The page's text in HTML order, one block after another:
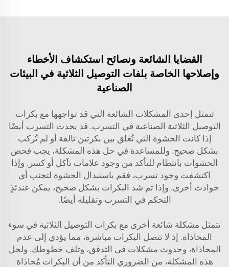
القضايا الشائعة ونصائح استكشاف الأخطاء
وإصلاحها الخاصة بلفات التوصيل الثلاثية في البيئات
الصناعية
تتمثل إحدى المشكلات الشائعة التي قد تواجهها مع بكرات
التوصيل الثلاثية الصناعية في التسرب. قد يحدث التسرب أيضًا
إذا كانت الحشوة التي تُغلق بين بكرتين تالفة أو لم تُركب
بشكل صحيح. وللمساعدة في حل هذه المشكلة، يجب فحص
الحشوات بانتظام للتأكد من وجود علامات تآكل أو كسر. وإذا
اكتشفت وجود تسرب، فقم باستبدال الحشوة لتجنب أي
حوادث أخرى. وإذا تم شد البكرات بشكل صحيح، يمكن عندئذٍ
التحكم في التسرب وتقليله أيضًا.
تتمثل مشكلة شائعة أخرى مع بكرات التوصيل الثلاثية في سوء
المحاذاة. إذ لا تتصل البكرات مباشرة، مما يؤدي إلى عدم
المحاذاة، وحدوث مشكلات في التدفق، وتلف خطوطك. ولحل
هذه المشكلة، من الضروري التأكد من أن البكرات مُحاذاة